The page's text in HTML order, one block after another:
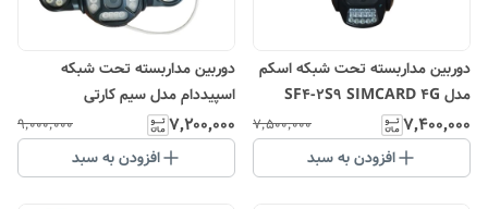
دوربین مداربسته تحت شبکه اسکم
مدل SF4-2S9 SIMCARD 4G
V380PRO
۷٬۴۰۰٬۰۰۰ ۷٬۵۰۰٬۰۰۰
افزودن به سبد
دوربین مداربسته تحت شبکه
اسپیددام مدل سیم کارتی
V380PRO
۷٬۲۰۰٬۰۰۰ ۹٬۰۰۰٬۰۰۰
افزودن به سبد